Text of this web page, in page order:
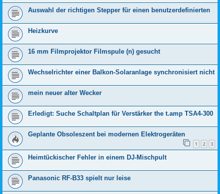
Auswahl der richtigen Stepper für einen benutzerdefinierten
Heizkurve
16 mm Filmprojektor Filmspule (n) gesucht
Wechselrichter einer Balkon-Solaranlage synchronisiert nicht
mein neuer alter Wecker
Erledigt: Suche Schaltplan für Verstärker the t.amp TSA4-300
Geplante Obsoleszent bei modernen Elektrogeräten
1 2 3
Heimtückischer Fehler in einem DJ-Mischpult
Panasonic RF-B33 spielt nur leise